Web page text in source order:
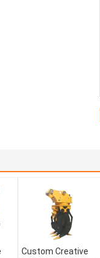
Custom Creative